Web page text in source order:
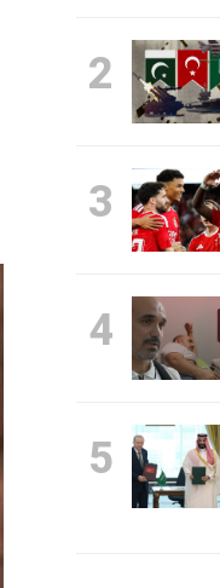
2
3
4
5